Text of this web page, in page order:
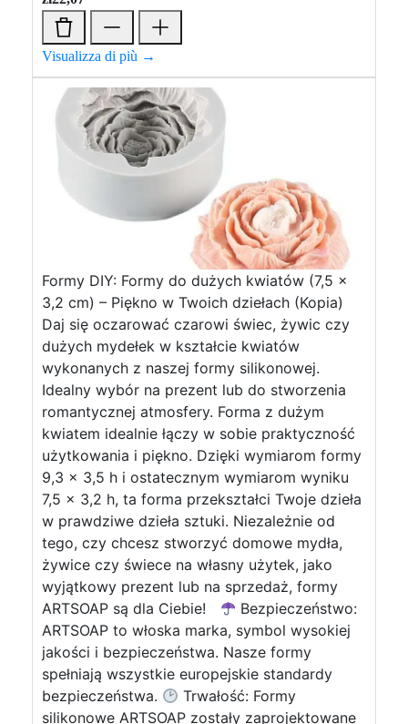
Visualizza di più →
Formy DIY: Formy do dużych kwiatów (7,5 x
3,2 cm) – Piękno w Twoich dziełach (Kopia)
Daj się oczarować czarowi świec, żywic czy
dużych mydełek w kształcie kwiatów
wykonanych z naszej formy silikonowej.
Idealny wybór na prezent lub do stworzenia
romantycznej atmosfery. Forma z dużym
kwiatem idealnie łączy w sobie praktyczność
użytkowania i piękno. Dzięki wymiarom formy
9,3 x 3,5 h i ostatecznym wymiarom wyniku
7,5 x 3,2 h, ta forma przekształci Twoje dzieła
w prawdziwe dzieła sztuki. Niezależnie od
tego, czy chcesz stworzyć domowe mydła,
żywice czy świece na własny użytek, jako
wyjątkowy prezent lub na sprzedaż, formy
ARTSOAP są dla Ciebie!
Bezpieczeństwo:
ARTSOAP to włoska marka, symbol wysokiej
jakości i bezpieczeństwa. Nasze formy
spełniają wszystkie europejskie standardy
bezpieczeństwa.
Trwałość: Formy
silikonowe ARTSOAP zostały zaprojektowane